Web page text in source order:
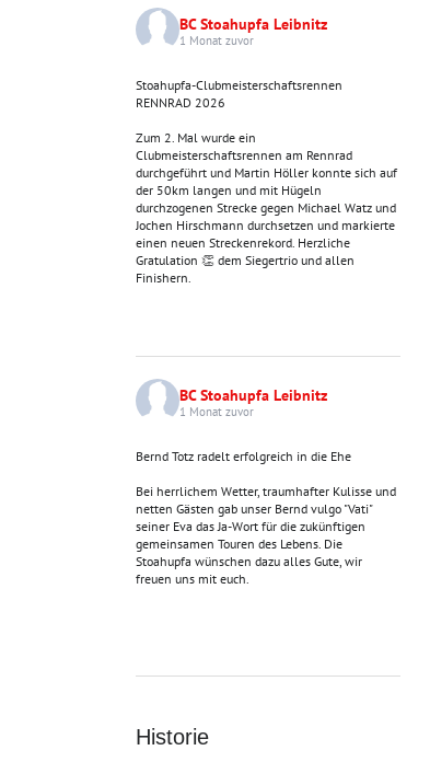
BC Stoahupfa Leibnitz
1 Monat zuvor
Stoahupfa-Clubmeisterschaftsrennen
RENNRAD 2026
Zum 2. Mal wurde ein
Clubmeisterschaftsrennen am Rennrad
durchgeführt und Martin Höller konnte sich auf
der 50km langen und mit Hügeln
durchzogenen Strecke gegen Michael Watz und
Jochen Hirschmann durchsetzen und markierte
einen neuen Streckenrekord. Herzliche
Gratulation 👏 dem Siegertrio und allen
Finishern.
BC Stoahupfa Leibnitz
1 Monat zuvor
Bernd Totz radelt erfolgreich in die Ehe
Bei herrlichem Wetter, traumhafter Kulisse und
netten Gästen gab unser Bernd vulgo "Vati"
seiner Eva das Ja-Wort für die zukünftigen
gemeinsamen Touren des Lebens. Die
Stoahupfa wünschen dazu alles Gute, wir
freuen uns mit euch.
Historie